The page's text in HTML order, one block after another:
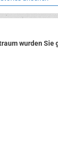
wurden Sie